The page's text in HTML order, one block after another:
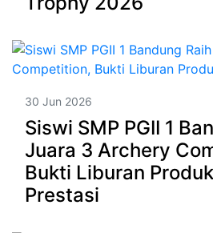
30 Jun 2026
Siswi SMP PGII 1
Juara 3 Archery
Bukti Liburan
Prestasi